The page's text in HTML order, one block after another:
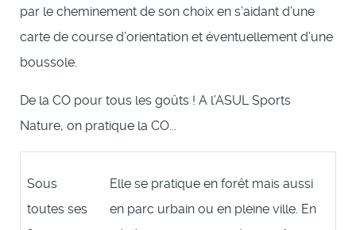
par le cheminement de son choix en s’aidant d’une
carte de course d’orientation et éventuellement d’une
boussole.
De la CO pour tous les goûts ! A l’ASUL Sports
Nature, on pratique la CO...
Sous
toutes ses
Elle se pratique en forêt mais aussi
en parc urbain ou en pleine ville. En